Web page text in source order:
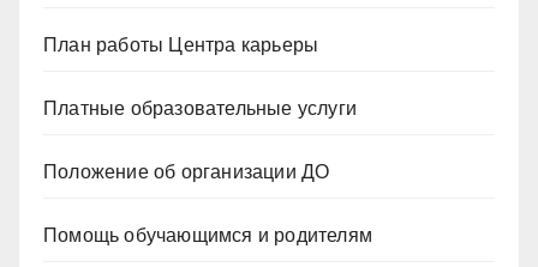
План работы Центра карьеры
Платные образовательные услуги
Положение об организации ДО
Помощь обучающимся и родителям